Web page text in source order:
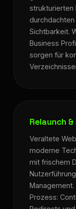
strukturierten
Sichtbarkeit.
Business
sorgen für
Relaunch
Veraltete
moderne
mit frischem
Prozess: